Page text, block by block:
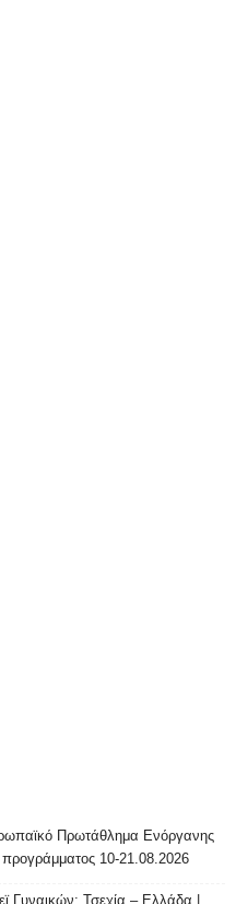
Πρωτάθλημα Ενόργανης
10-21.08.2026
Τσεχία – Ελλάδα |